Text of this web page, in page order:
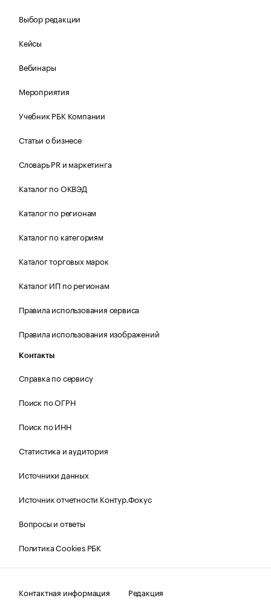
Выбор редакции
Кейсы
Вебинары
Мероприятия
Учебник РБК Компании
Статьи о бизнесе
Словарь PR и маркетинга
Каталог по ОКВЭД
Каталог по регионам
Каталог по категориям
Каталог торговых марок
Каталог ИП по регионам
Правила использования сервиса
Правила использования изображений
Контакты
Справка по сервису
Поиск по ОГРН
Поиск по ИНН
Статистика и аудитория
Источники данных
Источник отчетности Контур.Фокус
Вопросы и ответы
Политика Cookies РБК
Контактная информация Редакция